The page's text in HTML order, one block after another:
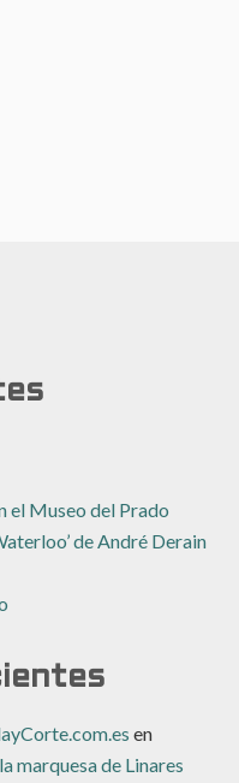
el Museo del Prado
de André Derain
en
marquesa de Linares